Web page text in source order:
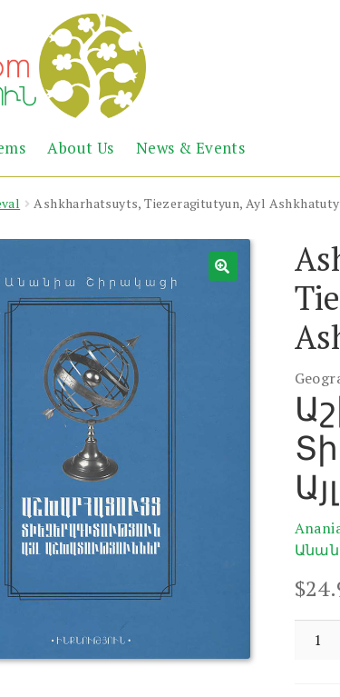
Abril
Books
the
Armenian
Heritage
About Us News & Events
Ashkharhatsuyts, Tiezeragitutyun, Ayl
$